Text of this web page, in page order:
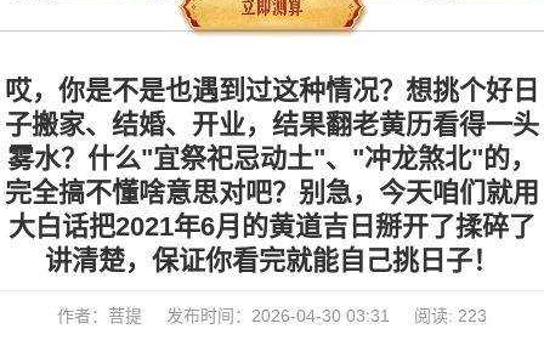
哎，你是不是也遇到过这种情况？想挑个好日
子搬家、结婚、开业，结果翻老黄历看得一头
雾水？什么"宜祭祀忌动土"、"冲龙煞北"的，
完全搞不懂啥意思对吧？别急，今天咱们就用
大白话把2021年6月的黄道吉日掰开了揉碎了
讲清楚，保证你看完就能自己挑日子！
作者：菩提 发布时间：2026-04-30 03:31 阅读: 223